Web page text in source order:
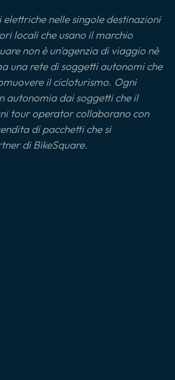
nelle singole destinazioni
locali che usano il marchio
non è un'agenzia di viaggio nè
una rete di soggetti autonomi che
il cicloturismo. Ogni
autonomia dai soggetti che il
tour operator collaborano con
di pacchetti che si
di BikeSquare.